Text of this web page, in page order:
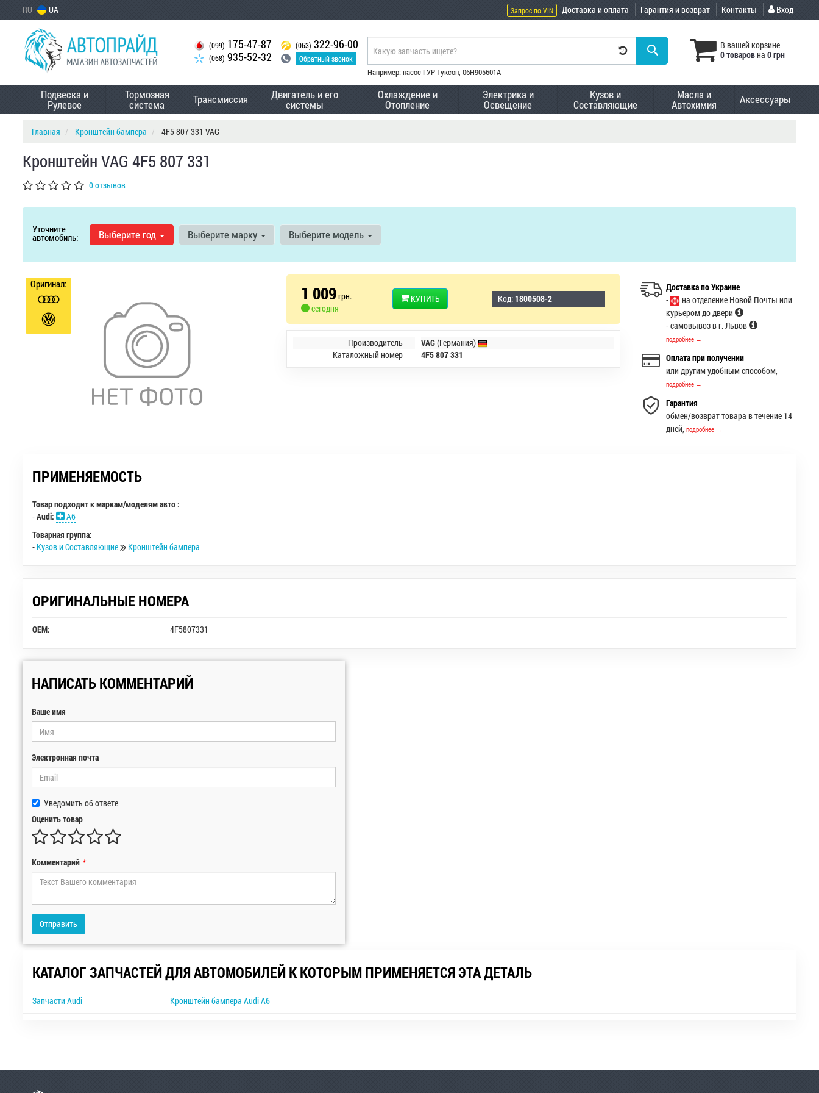
RU UA Запрос по VIN Доставка и оплата Гарантия и возврат Контакты Вход
(099) 175-47-87
(068) 935-52-32
(063) 322-96-00
Обратный звонок
В вашей корзине
0 товаровна 0 грн
Например: насос ГУР Туксон, 06H905601A
Подвеска и
Рулевое
Тормозная
система Трансмиссия Двигатель и его
системы
Охлаждение и
Отопление
Электрика и
Освещение
Кузов и
Составляющие
Масла и
Автохимия Аксессуары
Главная Кронштейн бампера 4F5 807 331 VAG
Кронштейн VAG 4F5 807 331
0 отзывов
Уточните
автомобиль: Выберите год Выберите марку Выберите модель
Оригинал: 1 009грн.
сегодня
КУПИТЬ Код: 1800508-2
Производитель VAG(Германия)
Каталожный номер
4F5 807 331
Доставка по Украине
-
на отделение Новой Почты или
курьером до двери
- самовывоз в г. Львов
подробнее →
Оплата при получении
или другим удобным способом,
подробнее →
Гарантия
обмен/возврат товара в течение 14
дней,подробнее →
ПРИМЕНЯЕМОСТЬ
Товар подходит к маркам/моделям авто :
-Audi:
A6
Товарная группа:
- Кузов и Составляющие Кронштейн бампера
ОРИГИНАЛЬНЫЕ НОМЕРА
OEM: 4F5807331
НАПИСАТЬ КОММЕНТАРИЙ
Ваше имя
Электронная почта
Уведомить об ответе
Оценить товар
Комментарий *
Отправить
КАТАЛОГ ЗАПЧАСТЕЙ ДЛЯ АВТОМОБИЛЕЙ К КОТОРЫМ ПРИМЕНЯЕТСЯ ЭТА ДЕТАЛЬ
Запчасти Audi Кронштейн бампера Audi A6